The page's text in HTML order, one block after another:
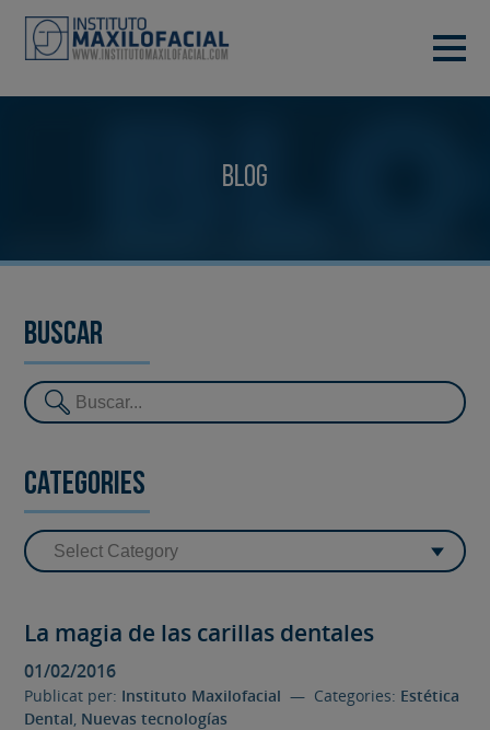
Blog
Buscar
Categories
La magia de las carillas dentales
01/02/2016
Publicat per: Instituto Maxilofacial — Categories: Estética
Dental, Nuevas tecnologías